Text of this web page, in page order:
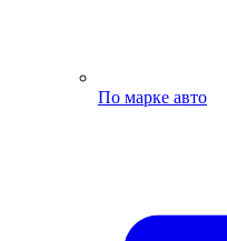
По марке авто